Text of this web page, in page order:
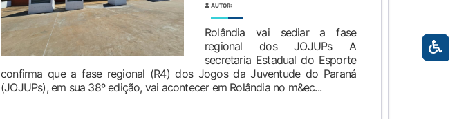
AUTOR:
Rolândia vai sediar a fase
regional dos JOJUPs A
secretaria Estadual do Esporte
confirma que a fase regional (R4) dos Jogos da Juventude do Paraná
(JOJUPs), em sua 38º edição, vai acontecer em Rolândia no m&ec...